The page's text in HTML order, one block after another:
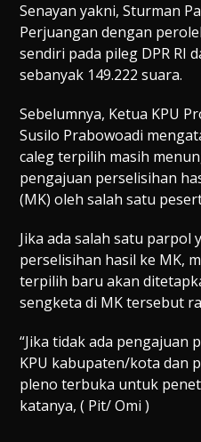
Senayan yakni, Sturman
Perjuangan dengan
sendiri pada pileg DPR RI
sebanyak 149.222 suara.
Sebelumnya, Ketua KPU
Susilo Prabowoadi
caleg terpilih masih
pengajuan perselisihan
(MK) oleh salah satu
Jika ada salah satu parpol
perselisihan hasil ke MK,
terpilih baru akan
sengketa di MK tersebut
“Jika tidak ada pengajuan
KPU kabupaten/kota dan
pleno terbuka untuk
katanya, ( Pit/ Omi )